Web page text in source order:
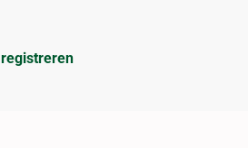
registreren